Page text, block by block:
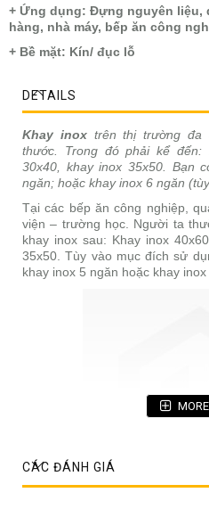
+ Ứng dụng: Đựng nguyên liệu,
hàng, nhà máy, bếp ăn công
+ Bề mặt: Kín/ đục lỗ
DETAILS
Khay inoxtrên thị trường đa
thước. Trong đó phải kể đến:
30x40, khay inox 35x50. Bạn
ngăn; hoặc khay inox 6 ngăn
Tại các bếp ăn công nghiệp,
viện – trường học. Người ta
khay inox sau: Khay inox
35x50. Tùy vào mục đích sử
khay inox 5 ngăn hoặc khay inox
CÁC ĐÁNH GIÁ